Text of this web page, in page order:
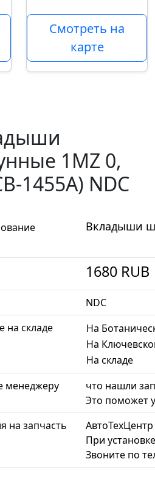
Смотреть на
карте
1MZ 0,
1455A) NDC
Вкладыши
1680 RUB
NDC
на складе
На
На
На складе
менеджеру
что нашли
Это поможет
на запчасть
При
Звоните по